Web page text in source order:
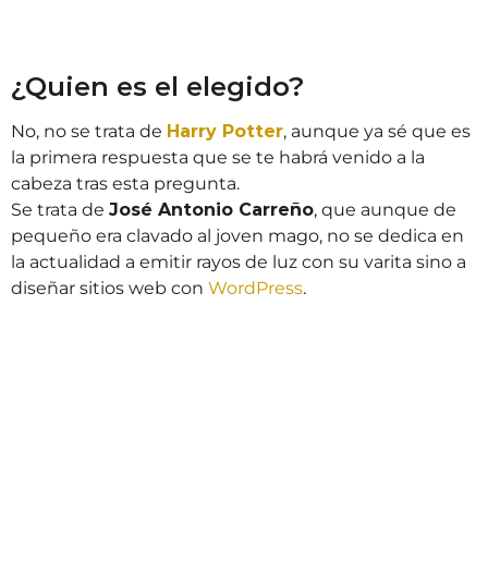
¿Quien es el elegido?
No, no se trata de Harry Potter, aunque ya sé que es
la primera respuesta que se te habrá venido a la
cabeza tras esta pregunta.
Se trata de José Antonio Carreño, que aunque de
pequeño era clavado al joven mago, no se dedica en
la actualidad a emitir rayos de luz con su varita sino a
diseñar sitios web con WordPress.